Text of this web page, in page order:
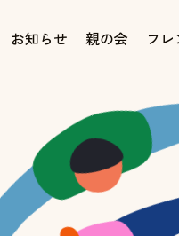
お知らせ 親の会 フ